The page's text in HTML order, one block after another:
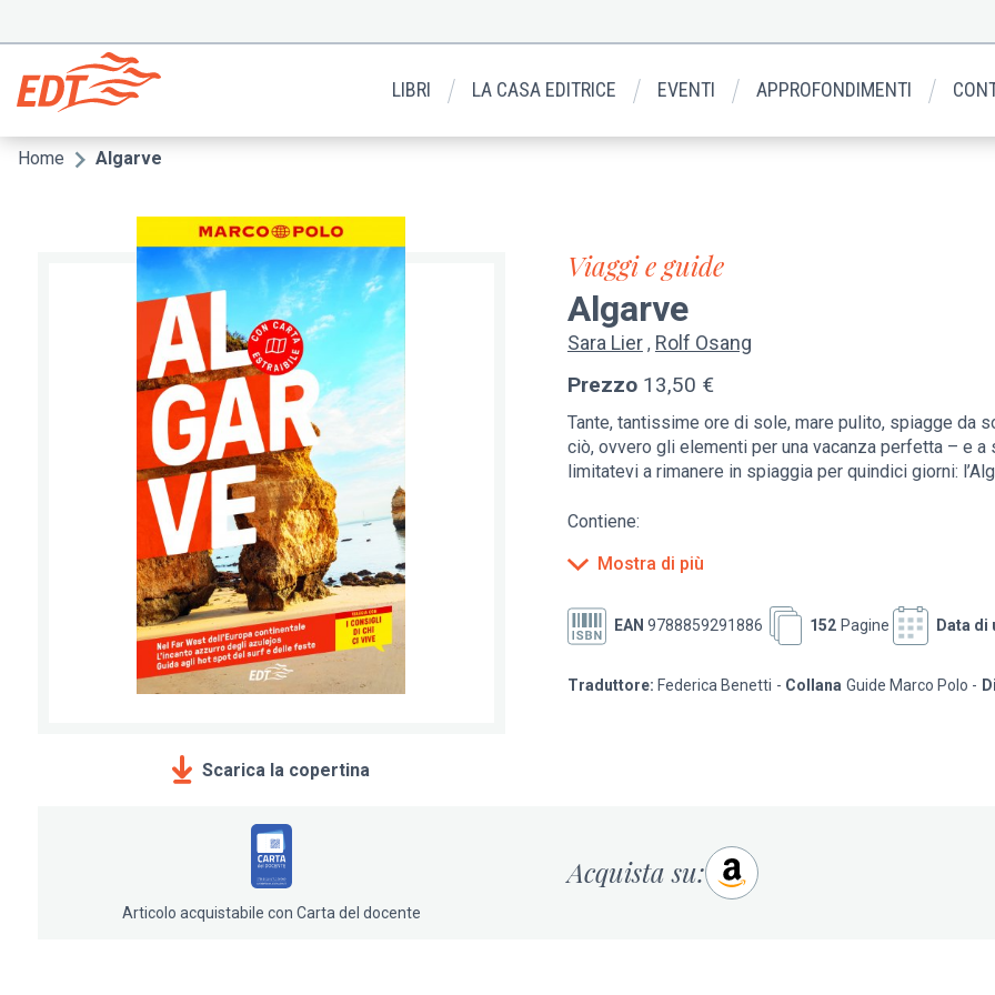
contenuto
principale
Menu
secondario
LIBRI LA CASA EDITRICE EVENTI APPROFONDIMENTI
Briciole
Home Algarve
Scarica la copertina
Viaggi e guide
Algarve
Sara Lier Rolf Osang
Prezzo 13,50 €
Tante, tantissime ore di sole, mare pulito, spiagge da
ciò, ovvero gli elementi per una vacanza perfetta – e
limitatevi a rimanere in spiaggia per quindici giorni:
Contiene:
I consigli Marco Polo per cogliere il meglio
Idee e consigli per vivere l’Algarve outdoor, tra
I consigli di chi ci vive;
Pratica cartina estraibile.
Mostra di più
EAN 9788859291886 Pagine
152 Data di
Traduttore: Federica Benetti Collana Guide Marco Polo
Acquista su:
Articolo acquistabile con Carta del docente